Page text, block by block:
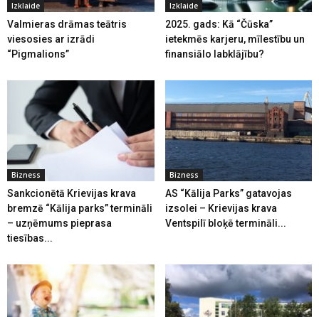
Izklaide
Valmieras drāmas teātris
viesosies ar izrādi
“Pigmalions”
Izklaide
2025. gads: Kā “Čūska”
ietekmēs karjeru, mīlestību un
finansiālo labklājību?
Bizness
Sankcionētā Krievijas krava
bremzē “Kālija parks” termināli
– uzņēmums pieprasa
tiesības...
Bizness
AS “Kālija Parks” gatavojas
izsolei – Krievijas krava
Ventspilī bloķē termināli...